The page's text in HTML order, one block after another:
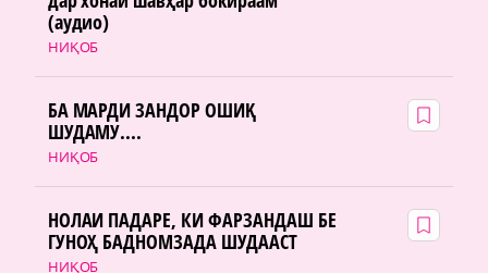
НИҚОБ
(аудио)
НИҚОБ
БА МАРДИ ЗАНДОР ОШИҚ
ШУДАМУ....
НИҚОБ
НОЛАИ ПАДАРЕ, КИ ФАРЗАНДАШ БЕ
ГУНОҲ БАДНОМЗАДА ШУДААСТ